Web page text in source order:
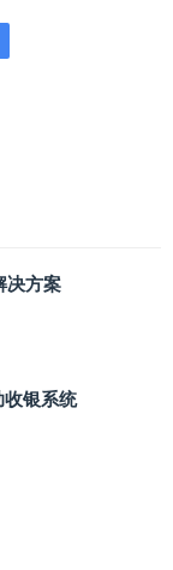
决方案
银系统